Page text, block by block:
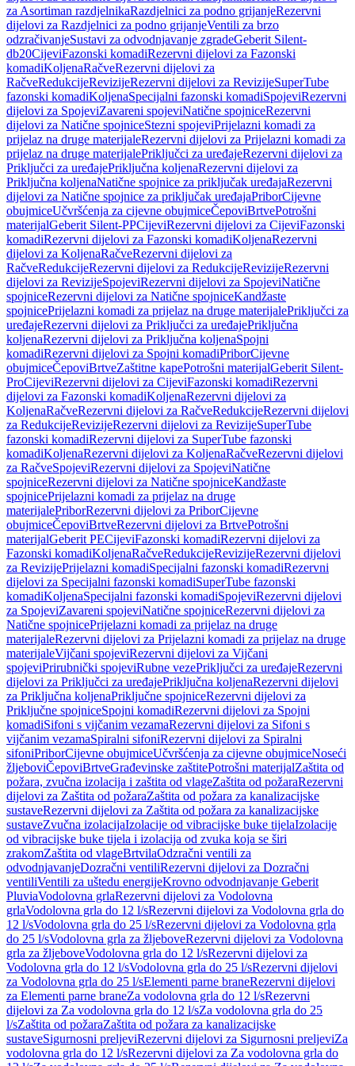
za Asortiman razdjelnikaRazdjelnici za podno grijanjeRezervni
dijelovi za Razdjelnici za podno grijanjeVentili za brzo
odzračivanjeSustavi za odvodnjavanje zgradeGeberit Silent-
db20CijeviFazonski komadiRezervni dijelovi za Fazonski
komadiKoljenaRačveRezervni dijelovi za
RačveRedukcijeRevizijeRezervni dijelovi za RevizijeSuperTube
fazonski komadiKoljenaSpecijalni fazonski komadiSpojeviRezervni
dijelovi za SpojeviZavareni spojeviNatične spojniceRezervni
dijelovi za Natične spojniceStezni spojeviPrijelazni komadi za
prijelaz na druge materijaleRezervni dijelovi za Prijelazni komadi za
prijelaz na druge materijalePriključci za uređajeRezervni dijelovi za
Priključci za uređajePriključna koljenaRezervni dijelovi za
Priključna koljenaNatične spojnice za priključak uređajaRezervni
dijelovi za Natične spojnice za priključak uređajaPriborCijevne
obujmiceUčvršćenja za cijevne obujmiceČepoviBrtvePotrošni
materijalGeberit Silent-PPCijeviRezervni dijelovi za CijeviFazonski
komadiRezervni dijelovi za Fazonski komadiKoljenaRezervni
dijelovi za KoljenaRačveRezervni dijelovi za
RačveRedukcijeRezervni dijelovi za RedukcijeRevizijeRezervni
dijelovi za RevizijeSpojeviRezervni dijelovi za SpojeviNatične
spojniceRezervni dijelovi za Natične spojniceKandžaste
spojnicePrijelazni komadi za prijelaz na druge materijalePriključci za
uređajeRezervni dijelovi za Priključci za uređajePriključna
koljenaRezervni dijelovi za Priključna koljenaSpojni
komadiRezervni dijelovi za Spojni komadiPriborCijevne
obujmiceČepoviBrtveZaštitne kapePotrošni materijalGeberit Silent-
ProCijeviRezervni dijelovi za CijeviFazonski komadiRezervni
dijelovi za Fazonski komadiKoljenaRezervni dijelovi za
KoljenaRačveRezervni dijelovi za RačveRedukcijeRezervni dijelovi
za RedukcijeRevizijeRezervni dijelovi za RevizijeSuperTube
fazonski komadiRezervni dijelovi za SuperTube fazonski
komadiKoljenaRezervni dijelovi za KoljenaRačveRezervni dijelovi
za RačveSpojeviRezervni dijelovi za SpojeviNatične
spojniceRezervni dijelovi za Natične spojniceKandžaste
spojnicePrijelazni komadi za prijelaz na druge
materijalePriborRezervni dijelovi za PriborCijevne
obujmiceČepoviBrtveRezervni dijelovi za BrtvePotrošni
materijalGeberit PECijeviFazonski komadiRezervni dijelovi za
Fazonski komadiKoljenaRačveRedukcijeRevizijeRezervni dijelovi
za RevizijePrijelazni komadiSpecijalni fazonski komadiRezervni
dijelovi za Specijalni fazonski komadiSuperTube fazonski
komadiKoljenaSpecijalni fazonski komadiSpojeviRezervni dijelovi
za SpojeviZavareni spojeviNatične spojniceRezervni dijelovi za
Natične spojnicePrijelazni komadi za prijelaz na druge
materijaleRezervni dijelovi za Prijelazni komadi za prijelaz na druge
materijaleVijčani spojeviRezervni dijelovi za Vijčani
spojeviPrirubnički spojeviRubne vezePriključci za uređajeRezervni
dijelovi za Priključci za uređajePriključna koljenaRezervni dijelovi
za Priključna koljenaPriključne spojniceRezervni dijelovi za
Priključne spojniceSpojni komadiRezervni dijelovi za Spojni
komadiSifoni s vijčanim vezamaRezervni dijelovi za Sifoni s
vijčanim vezamaSpiralni sifoniRezervni dijelovi za Spiralni
sifoniPriborCijevne obujmiceUčvršćenja za cijevne obujmiceNoseći
žljeboviČepoviBrtveGrađevinske zaštitePotrošni materijalZaštita od
požara, zvučna izolacija i zaštita od vlageZaštita od požaraRezervni
dijelovi za Zaštita od požaraZaštita od požara za kanalizacijske
sustaveRezervni dijelovi za Zaštita od požara za kanalizacijske
sustaveZvučna izolacijaIzolacije od vibracijske buke tijelaIzolacije
od vibracijske buke tijela i izolacija od zvuka koja se širi
zrakomZaštita od vlageBrtvilaOdzračni ventili za
odvodnjavanjeDozračni ventiliRezervni dijelovi za Dozračni
ventiliVentili za uštedu energijeKrovno odvodnjavanje Geberit
PluviaVodolovna grlaRezervni dijelovi za Vodolovna
grlaVodolovna grla do 12 l/sRezervni dijelovi za Vodolovna grla do
12 l/sVodolovna grla do 25 l/sRezervni dijelovi za Vodolovna grla
do 25 l/sVodolovna grla za žljeboveRezervni dijelovi za Vodolovna
grla za žljeboveVodolovna grla do 12 l/sRezervni dijelovi za
Vodolovna grla do 12 l/sVodolovna grla do 25 l/sRezervni dijelovi
za Vodolovna grla do 25 l/sElementi parne braneRezervni dijelovi
za Elementi parne braneZa vodolovna grla do 12 l/sRezervni
dijelovi za Za vodolovna grla do 12 l/sZa vodolovna grla do 25
l/sZaštita od požaraZaštita od požara za kanalizacijske
sustaveSigurnosni preljeviRezervni dijelovi za Sigurnosni preljeviZa
vodolovna grla do 12 l/sRezervni dijelovi za Za vodolovna grla do